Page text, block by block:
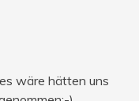
wäre hätten uns